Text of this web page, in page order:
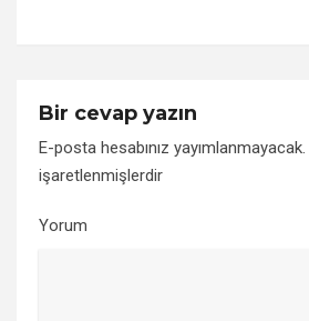
Bir cevap yazın
E-posta hesabınız yayımlanmayacak.
işaretlenmişlerdir
Yorum